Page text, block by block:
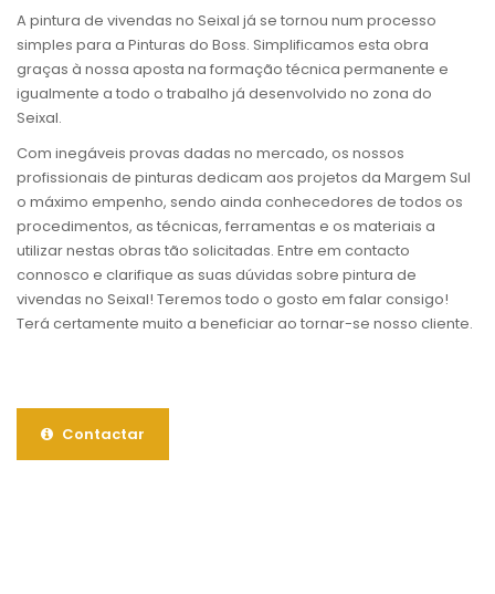
A pintura de vivendas no Seixal já se tornou num processo
simples para a Pinturas do Boss. Simplificamos esta obra
graças à nossa aposta na formação técnica permanente e
igualmente a todo o trabalho já desenvolvido no zona do
Seixal.
Com inegáveis provas dadas no mercado, os nossos
profissionais de pinturas dedicam aos projetos da Margem Sul
o máximo empenho, sendo ainda conhecedores de todos os
procedimentos, as técnicas, ferramentas e os materiais a
utilizar nestas obras tão solicitadas. Entre em contacto
connosco e clarifique as suas dúvidas sobre pintura de
vivendas no Seixal! Teremos todo o gosto em falar consigo!
Terá certamente muito a beneficiar ao tornar-se nosso cliente.
Contactar